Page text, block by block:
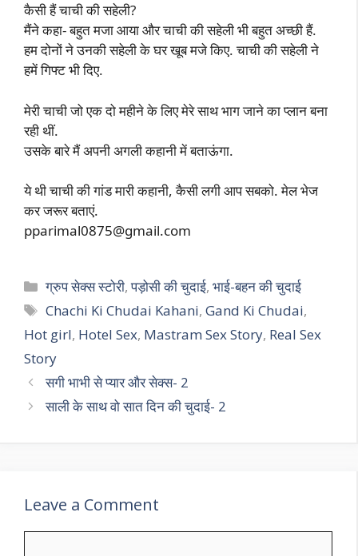
कैसी हैं चाची की सहेली?
मैंने कहा- बहुत मजा आया और चाची की सहेली भी बहुत अच्छी हैं.
हम दोनों ने उनकी सहेली के घर खूब मजे किए. चाची की सहेली ने
हमें गिफ्ट भी दिए.
मेरी चाची जो एक दो महीने के लिए मेरे साथ भाग जाने का प्लान बना
रही थीं.
उसके बारे मैं अपनी अगली कहानी में बताऊंगा.
ये थी चाची की गांड मारी कहानी, कैसी लगी आप सबको. मेल भेज
कर जरूर बताएं.
pparimal0875@gmail.com
Categories
ग्रुप सेक्स स्टोरी,पड़ोसी की चुदाई,भाई-बहन की चुदाई
Tags
Chachi Ki Chudai Kahani,Gand Ki Chudai,
Hot girl, Hotel Sex, Mastram Sex Story, Real Sex
Story
सगी भाभी से प्यार और सेक्स- 2
साली के साथ वो सात दिन की चुदाई- 2
Leave a Comment